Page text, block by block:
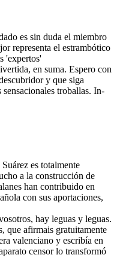
es sin duda el miembro
representa el estrambótico
'expertos'
en suma. Espero con
y que siga
troballas. In-
es totalmente
a la construcción de
han contribuido en
con sus aportaciones,
hay leguas y leguas.
que afirmais gratuitamente
valenciano y escribía en
censor lo transformó